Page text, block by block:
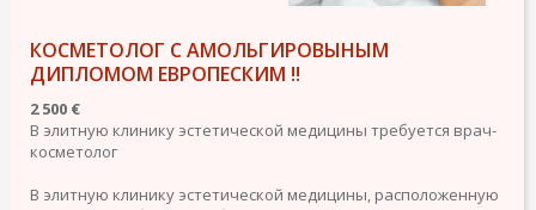
КОСМЕТОЛОГ С АМОЛЬГИРОВЫНЫМ
ДИПЛОМОМ ЕВРОПЕСКИМ !!
2 500 €
В элитную клинику эстетической медицины требуется врач-
косметолог
В элитную клинику эстетической медицины, расположенную